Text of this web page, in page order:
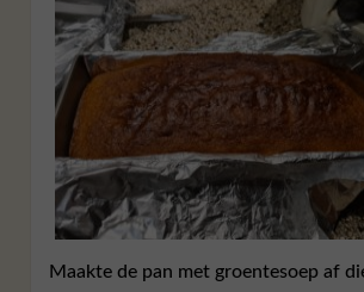
Maakte de pan met groentesoep af